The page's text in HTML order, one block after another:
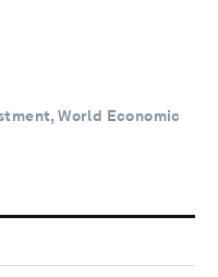
World Economic